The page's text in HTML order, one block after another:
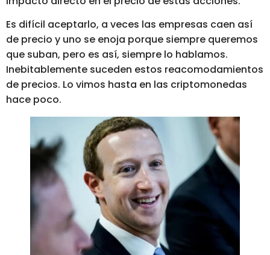
Es difícil aceptarlo, a veces las empresas caen así
de precio y uno se enoja porque siempre queremos
que suban, pero es así, siempre lo hablamos.
Inebitablemente suceden estos reacomodamientos
de precios. Lo vimos hasta en las criptomonedas
hace poco.